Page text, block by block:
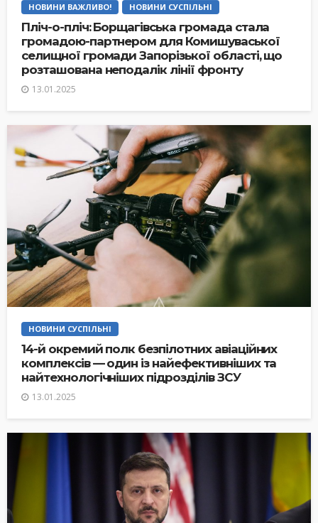
НОВИНИ ВАЖЛИВО! НОВИНИ СУСПІЛЬНІ
Пліч-о-пліч: Борщагівська громада стала
громадою-партнером для Комишуваської
селищної громади Запорізької області, що
розташована неподалік лінії фронту
13.01.2025
НОВИНИ СУСПІЛЬНІ
14-й окремий полк безпілотних авіаційних
комплексів — один із найефективніших та
найтехнологічніших підрозділів ЗСУ
13.01.2025